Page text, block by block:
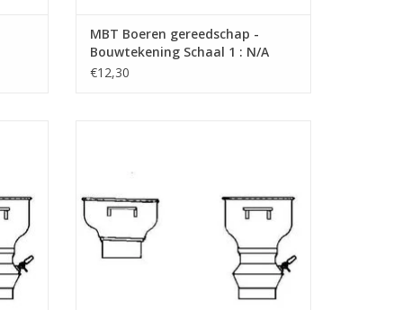
MBT Boeren gereedschap -
Bouwtekening Schaal 1 : N/A
(40.41.005)
€12,30
TOEVOEGEN AAN WINKELWAGEN